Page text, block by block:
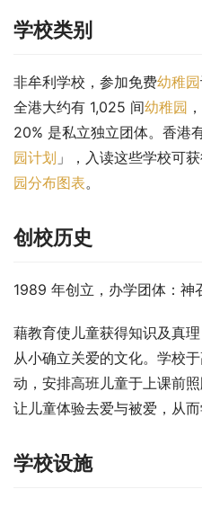
学校类别
非牟利学校，参加免费幼稚园
全港大约有 1,025 间幼稚园
20% 是私立独立团体。香港
园计划 」，入读这些学校可
园分布图表。
创校历史
1989 年创立，办学团体：神
藉教育使儿童获得知识及真
从小确立关爱的文化。学校
动，安排高班儿童于上课前
让儿童体验去爱与被爱，从而
学校设施